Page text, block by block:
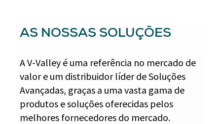
AS NOSSAS SOLUÇÕES
A V-Valley é uma referência no mercado de
valor e um distribuidor líder de Soluções
Avançadas, graças a uma vasta gama de
produtos e soluções oferecidas pelos
melhores fornecedores do mercado.